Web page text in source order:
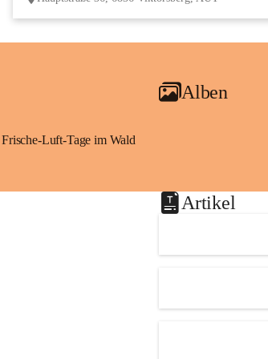
Alben
Frische-Luft-Tage im Wald
Artikel